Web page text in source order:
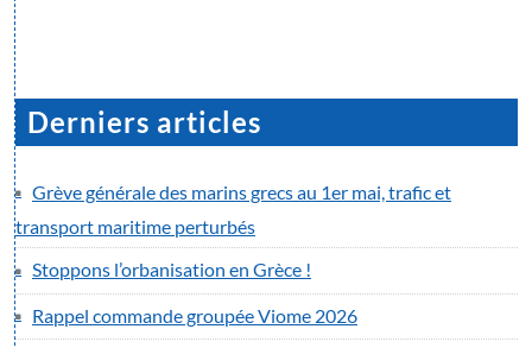
Derniers articles
Grève générale des marins grecs au 1er mai, trafic et
transport maritime perturbés
Stoppons l’orbanisation en Grèce !
Rappel commande groupée Viome 2026